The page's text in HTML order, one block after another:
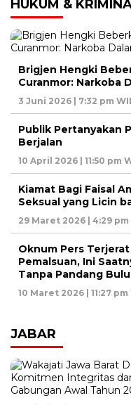
HUKUM &
Brigjen Hengki
Curanmor: Narkoba
3 Juni 2026 | 7:32 pm
Publik Pertanyakan
Berjalan
10 April 2026 | 11:50 pm
Kiamat Bagi Faisal
Seksual yang Licin
29 Maret 2026 | 4:29 pm
Oknum Pers
Pemalsuan, Ini
Tanpa Pandang Bulu
10 Maret 2026 | 11:27 pm
JABAR